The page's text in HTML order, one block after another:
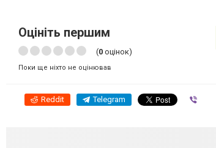
Оцініть першим
(0 оцінок)
Поки ще ніхто не оцінював
Reddit Telegram